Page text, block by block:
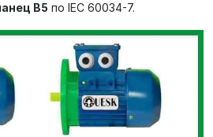
В5 по IEC 60034-7.